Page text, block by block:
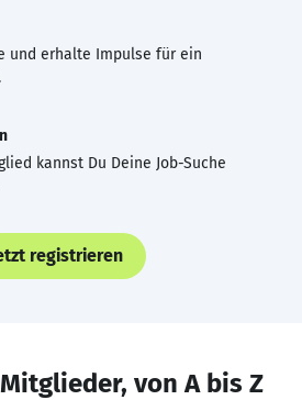
und erhalte Impulse für ein
kannst Du Deine Job-Suche
registrieren
Mitglieder, von A bis Z